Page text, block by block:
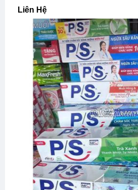
Việc Làm Tuyển Dụng
Tin Rao Vặt Cùng Danh
Tuyển Sale Thị Trường Tại
Bằng, Tuyển Sale Thị Trường
Bảo Lâm Cao Bằng
Liên Hệ